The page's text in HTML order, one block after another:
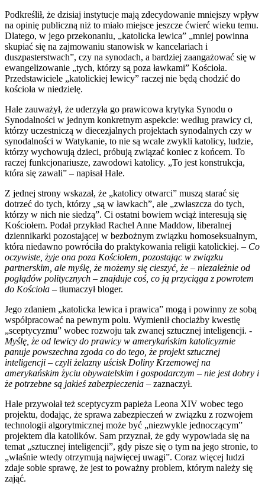
Podkreślił, że dzisiaj instytucje mają zdecydowanie mniejszy wpływ
na opinię publiczną niż to miało miejsce jeszcze ćwierć wieku temu.
Dlatego, w jego przekonaniu, „katolicka lewica” „mniej powinna
skupiać się na zajmowaniu stanowisk w kancelariach i
duszpasterstwach”, czy na synodach, a bardziej zaangażować się w
ewangelizowanie „tych, którzy są poza ławkami” Kościoła.
Przedstawiciele „katolickiej lewicy” raczej nie będą chodzić do
kościoła w niedzielę.
Hale zauważył, że uderzyła go prawicowa krytyka Synodu o
Synodalności w jednym konkretnym aspekcie: według prawicy ci,
którzy uczestniczą w diecezjalnych projektach synodalnych czy w
synodalności w Watykanie, to nie są wcale zwykli katolicy, ludzie,
którzy wychowują dzieci, próbują związać koniec z końcem. To
raczej funkcjonariusze, zawodowi katolicy. „To jest konstrukcja,
która się zawali” – napisał Hale.
Z jednej strony wskazał, że „katolicy otwarci” muszą starać się
dotrzeć do tych, którzy „są w ławkach”, ale „zwłaszcza do tych,
którzy w nich nie siedzą”. Ci ostatni bowiem wciąż interesują się
Kościołem. Podał przykład Rachel Anne Maddow, liberalnej
dziennikarki pozostającej w bezbożnym związku homoseksualnym,
która niedawno powróciła do praktykowania religii katolickiej. – Co
oczywiste, żyje ona poza Kościołem, pozostając w związku
partnerskim, ale myślę, że możemy się cieszyć, że – niezależnie od
poglądów politycznych – znajduje coś, co ją przyciąga z powrotem
do Kościoła – tłumaczył bloger.
Jego zdaniem „katolicka lewica i prawica” mogą i powinny ze sobą
współpracować na pewnym polu. Wymienił chociażby kwestię
„sceptycyzmu” wobec rozwoju tak zwanej sztucznej inteligencji. -
Myślę, że od lewicy do prawicy w amerykańskim katolicyzmie
panuje powszechna zgoda co do tego, że projekt sztucznej
inteligencji – czyli żelazny uścisk Doliny Krzemowej na
amerykańskim życiu obywatelskim i gospodarczym – nie jest dobry i
że potrzebne są jakieś zabezpieczenia – zaznaczył.
Hale przywołał też sceptycyzm papieża Leona XIV wobec tego
projektu, dodając, że sprawa zabezpieczeń w związku z rozwojem
technologii algorytmicznej może być „niezwykle jednoczącym”
projektem dla katolików. Sam przyznał, że gdy wypowiada się na
temat „sztucznej inteligencji”, gdy pisze się o tym na jego stronie, to
„właśnie wtedy otrzymują najwięcej uwagi”. Coraz więcej ludzi
zdaje sobie sprawę, że jest to poważny problem, którym należy się
zająć.